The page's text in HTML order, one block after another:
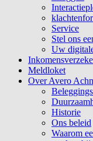
Service
Stel ons
Uw
Meldloket
Over Avero
Historie
Ons beleid
Waarom